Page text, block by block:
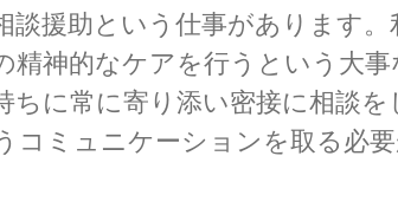
談援助という仕事があります
精神的なケアを行うという大
ちに常に寄り添い密接に相談
コミュニケーションを取る必要